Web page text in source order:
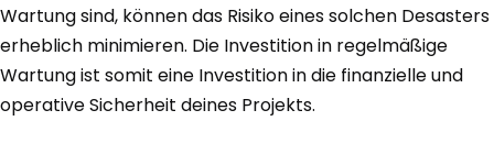
Wartung sind, können das Risiko eines solchen Desasters
erheblich minimieren. Die Investition in regelmäßige
Wartung ist somit eine Investition in die finanzielle und
operative Sicherheit deines Projekts.